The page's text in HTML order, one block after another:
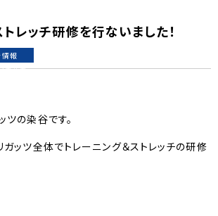
トレッチ研修を行ないました！
報
ウハウ
ツの染谷です。
ガッツ全体でトレーニング＆ストレッチの研修